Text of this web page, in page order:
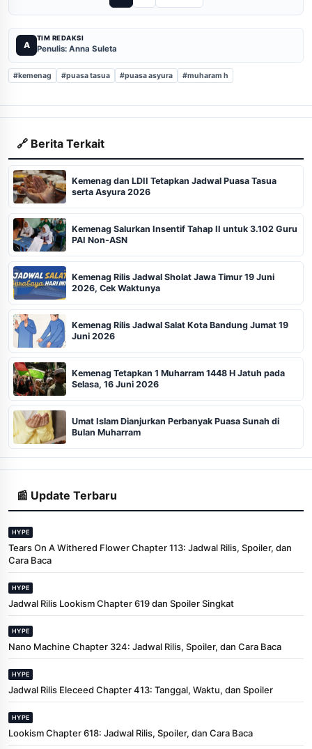
A
TIM REDAKSI
Penulis: Anna Suleta
#kemenag #puasa tasua #puasa asyura #muharam h
🔗 Berita Terkait
Kemenag dan LDII Tetapkan Jadwal Puasa Tasua
serta Asyura 2026
Kemenag Salurkan Insentif Tahap II untuk 3.102 Guru
PAI Non-ASN
Kemenag Rilis Jadwal Sholat Jawa Timur 19 Juni
2026, Cek Waktunya
Kemenag Rilis Jadwal Salat Kota Bandung Jumat 19
Juni 2026
Kemenag Tetapkan 1 Muharram 1448 H Jatuh pada
Selasa, 16 Juni 2026
Umat Islam Dianjurkan Perbanyak Puasa Sunah di
Bulan Muharram
📰 Update Terbaru
HYPE
Tears On A Withered Flower Chapter 113: Jadwal Rilis, Spoiler, dan
Cara Baca
HYPE
Jadwal Rilis Lookism Chapter 619 dan Spoiler Singkat
HYPE
Nano Machine Chapter 324: Jadwal Rilis, Spoiler, dan Cara Baca
HYPE
Jadwal Rilis Eleceed Chapter 413: Tanggal, Waktu, dan Spoiler
HYPE
Lookism Chapter 618: Jadwal Rilis, Spoiler, dan Cara Baca